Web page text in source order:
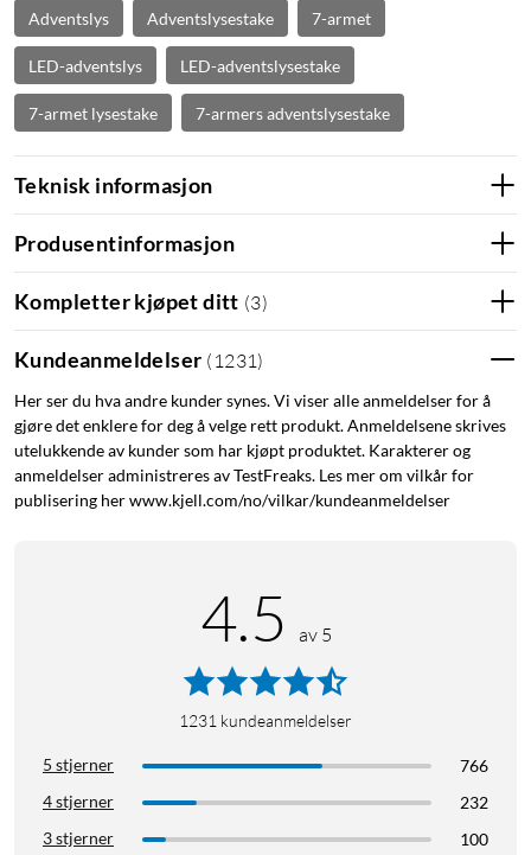
Adventslys Adventslysestake 7-armet
LED-adventslys LED-adventslysestake
7-armet lysestake 7-armers adventslysestake
Teknisk informasjon
Produsentinformasjon
Kompletter kjøpet ditt (3)
Kundeanmeldelser ( 1231 )
Her ser du hva andre kunder synes. Vi viser alle anmeldelser for å
gjøre det enklere for deg å velge rett produkt. Anmeldelsene skrives
utelukkende av kunder som har kjøpt produktet. Karakterer og
anmeldelser administreres av TestFreaks. Les mer om vilkår for
publisering her www.kjell.com/no/vilkar/kundeanmeldelser
4.5 av 5
1231 kundeanmeldelser
5 stjerner
766
4 stjerner
232
3 stjerner
100